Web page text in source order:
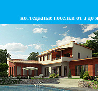
коттеджные поселки от а до я